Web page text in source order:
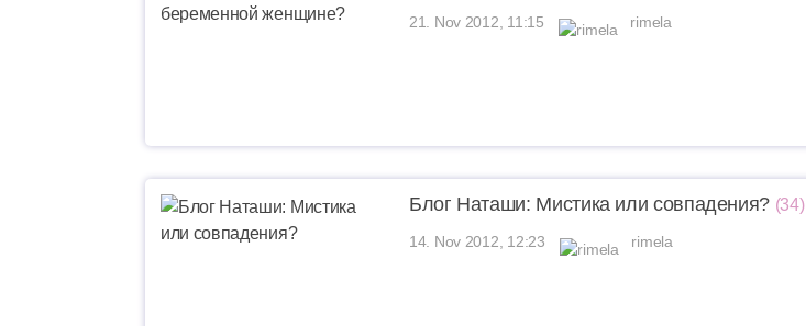
21. Nov 2012, 11:15 rimela
Блог Наташи: Mистика или совпадения? (34)
14. Nov 2012, 12:23 rimela